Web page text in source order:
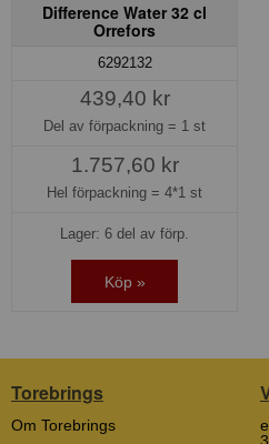
Difference Water 32 cl
Orrefors
6292132
439,40 kr
Del av förpackning = 1 st
1.757,60 kr
Hel förpackning = 4*1 st
Lager: 6 del av förp.
Köp »
Torebrings
Om Torebrings